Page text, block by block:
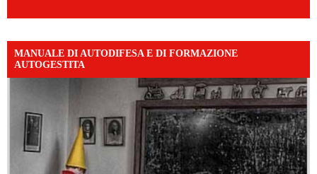
MANUALE DI AUTODIFESA E DI FORMAZIONE
AUTOGESTITA